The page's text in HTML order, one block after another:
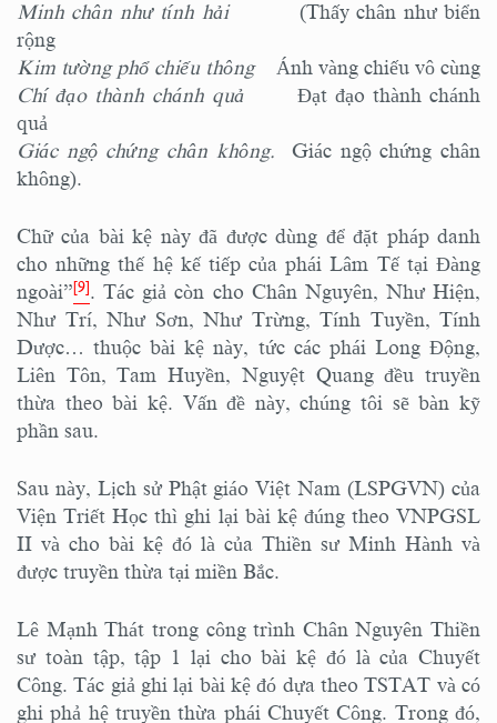
Minh chân như tính hải (Thấy chân như biển
rộng
Kim tường phổ chiếu thông Ánh vàng chiếu vô cùng
Chí đạo thành chánh quảĐạt đạo thành chánh
quả
Giác ngộ chứng chân không. Giác ngộ chứng chân
không).
Chữ của bài kệ này đã được dùng để đặt pháp danh
cho những thế hệ kế tiếp của phái Lâm Tế tại Đàng
ngoài”[9]. Tác giả còn cho Chân Nguyên, Như Hiện,
Như Trí, Như Sơn, Như Trừng, Tính Tuyền, Tính
Dược… thuộc bài kệ này, tức các phái Long Động,
Liên Tôn, Tam Huyền, Nguyệt Quang đều truyền
thừa theo bài kệ. Vấn đề này, chúng tôi sẽ bàn kỹ
phần sau.
Sau này, Lịch sử Phật giáo Việt Nam (LSPGVN) của
Viện Triết Học thì ghi lại bài kệ đúng theo VNPGSL
II và cho bài kệ đó là của Thiền sư Minh Hành và
được truyền thừa tại miền Bắc.
Lê Mạnh Thát trong công trình Chân Nguyên Thiền
sư toàn tập, tập 1 lại cho bài kệ đó là của Chuyết
Công. Tác giả ghi lại bài kệ đó dựa theo TSTAT và có
ghi phả hệ truyền thừa phái Chuyết Công. Trong đó,